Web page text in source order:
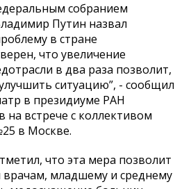
собранием
Путин назвал
в стране
что увеличение
в два раза позволит,
ситуацию”, - сообщил
в президиуме РАН
на встрече с коллективом
в Москве.
что эта мера позволит
врачам, младшему и среднему